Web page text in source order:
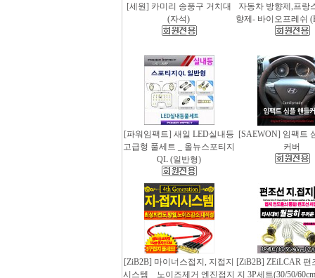
[세원] 카미리 송풍구 거치대
(자석)
자동차 방향제,프랑
향제- 바이오프레쉬
[파워임팩트] 새일 LED실내등
고급형 풀세트 _ 올뉴스포티지
QL (일반형)
[SAEWON] 임팩트
커버
[ZiB2B] 마이너스접지, 지접지
시스템 _ 노이즈제거 엔진접지
[ZiB2B] ZEiLCAR 편
지 3P세트(30/50/